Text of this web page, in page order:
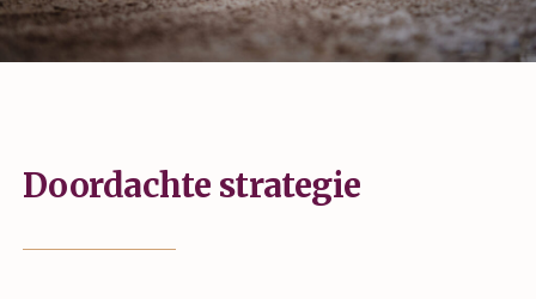
Doordachte strategie